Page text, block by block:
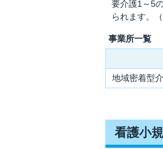
要介護1～5
られます。
事業所一覧
地域密着型
看護小